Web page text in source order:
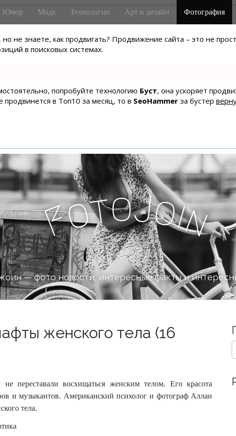
не знаете, как продвигать? Продвижение сайта – это не
в поисковых системах.
попробуйте технологию Буст, она ускоряет
в Топ10 за месяц, то в SeoHammer за бустер
Юмор Мода Технологии Арт и дизайн Фотография
FotoJoi
n
— фото новости, интересные факты и
женского тела (16
переставали восхищаться женским телом. Его красота
и музыкантов. Американский психолог и фотограф Аллан
тела.
S
e
c